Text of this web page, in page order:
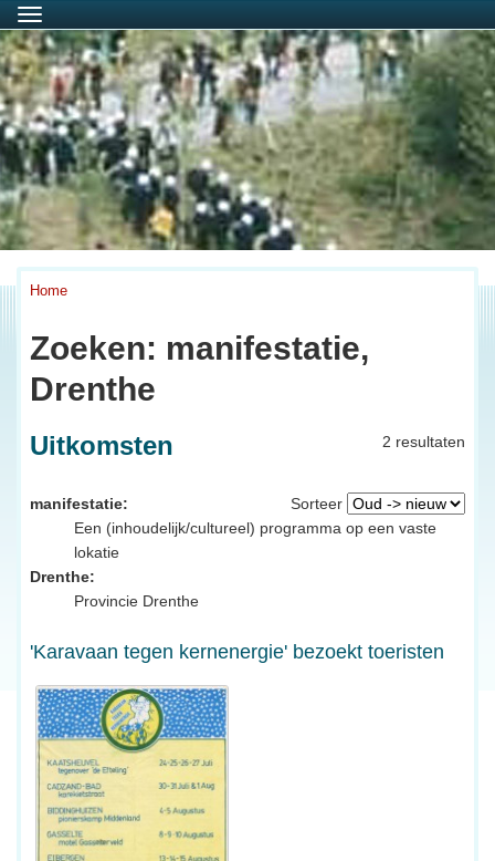
Menu
Home
Zoeken: manifestatie,
Drenthe
2 resultaten
Uitkomsten
Sorteer
manifestatie:
Een (inhoudelijk/cultureel) programma op een vaste
lokatie
Drenthe:
Provincie Drenthe
'Karavaan tegen kernenergie' bezoekt toeristen